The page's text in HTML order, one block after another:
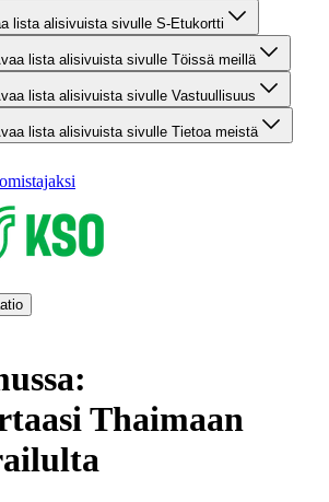
lista alisivuista sivulle S-Etukortti
lista alisivuista sivulle Töissä meillä
lista alisivuista sivulle Vastuullisuus
lista alisivuista sivulle Tietoa meistä
Thaimaan